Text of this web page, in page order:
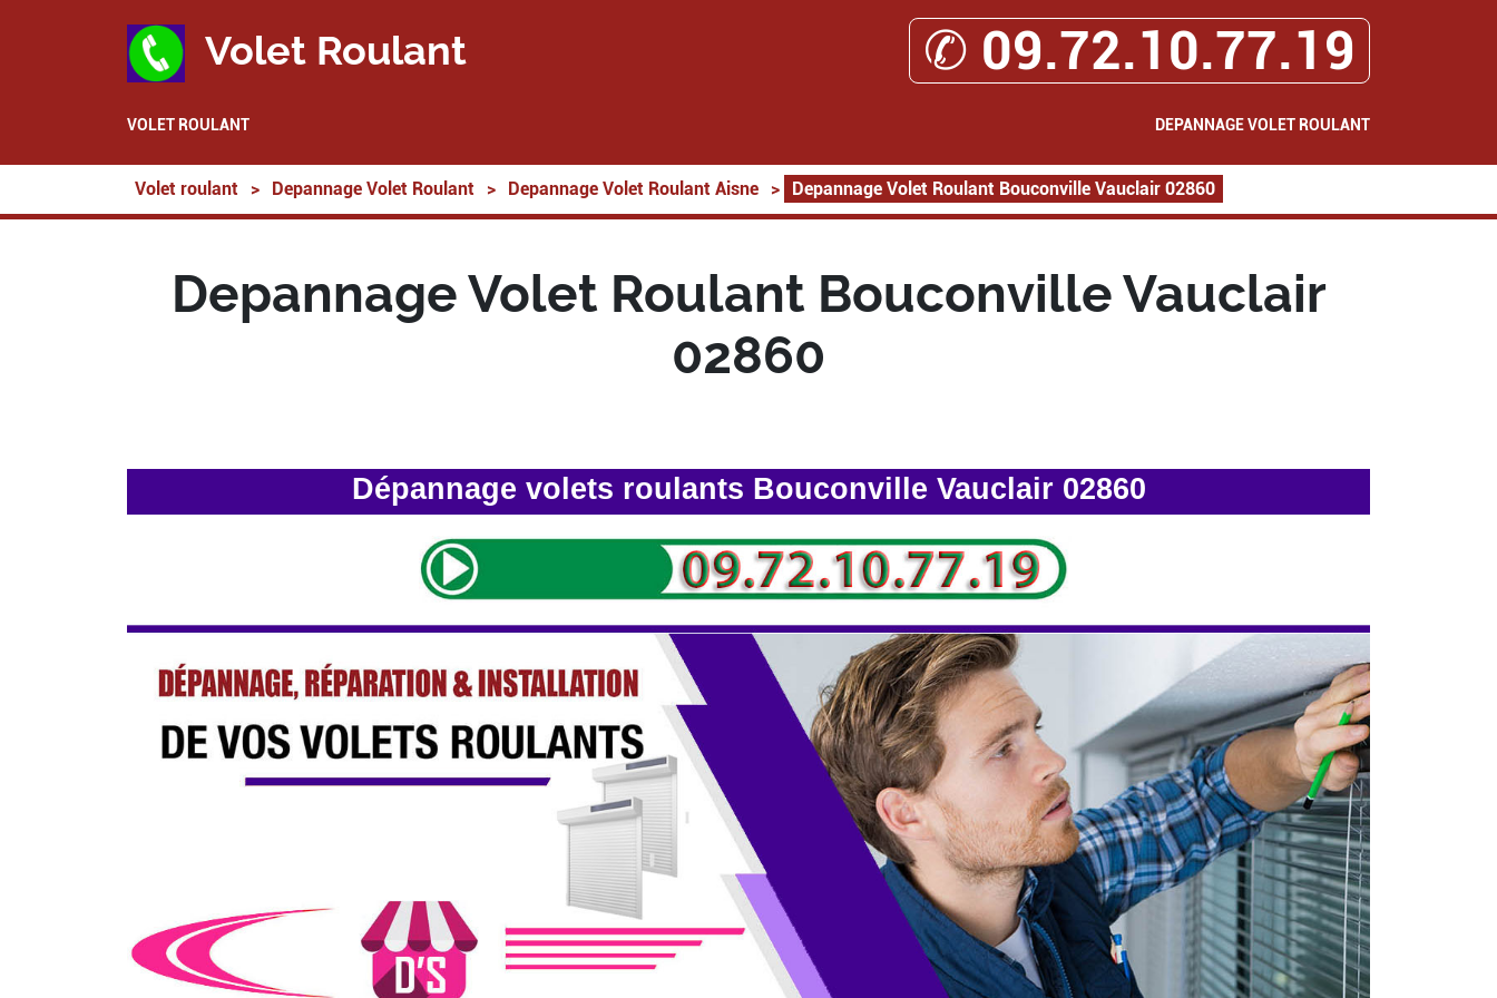
Volet Roulant ✆ 09.72.10.77.19
VOLET ROULANT DEPANNAGE VOLET ROULANT
Volet roulant > Depannage Volet Roulant > Depannage Volet Roulant Aisne > Depannage Volet Roulant Bouconville Vauclair 02860
Depannage Volet Roulant Bouconville Vauclair
02860
Dépannage volets roulants Bouconville Vauclair 02860